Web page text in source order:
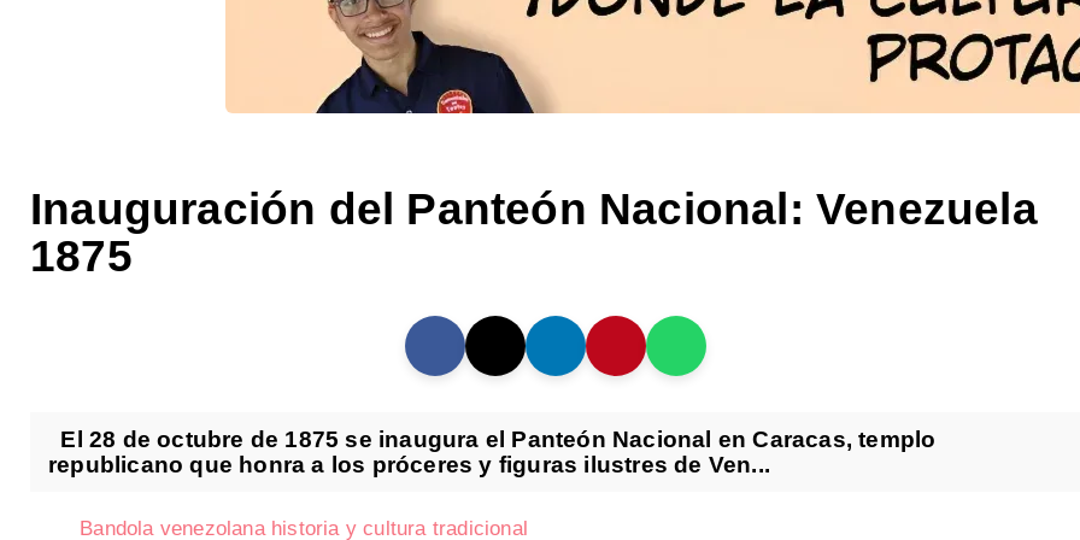
Inauguración del Panteón Nacional: Venezuela
1875
El 28 de octubre de 1875 se inaugura el Panteón Nacional en Caracas, templo
republicano que honra a los próceres y figuras ilustres de Ven...
Bandola venezolana historia y cultura tradicional